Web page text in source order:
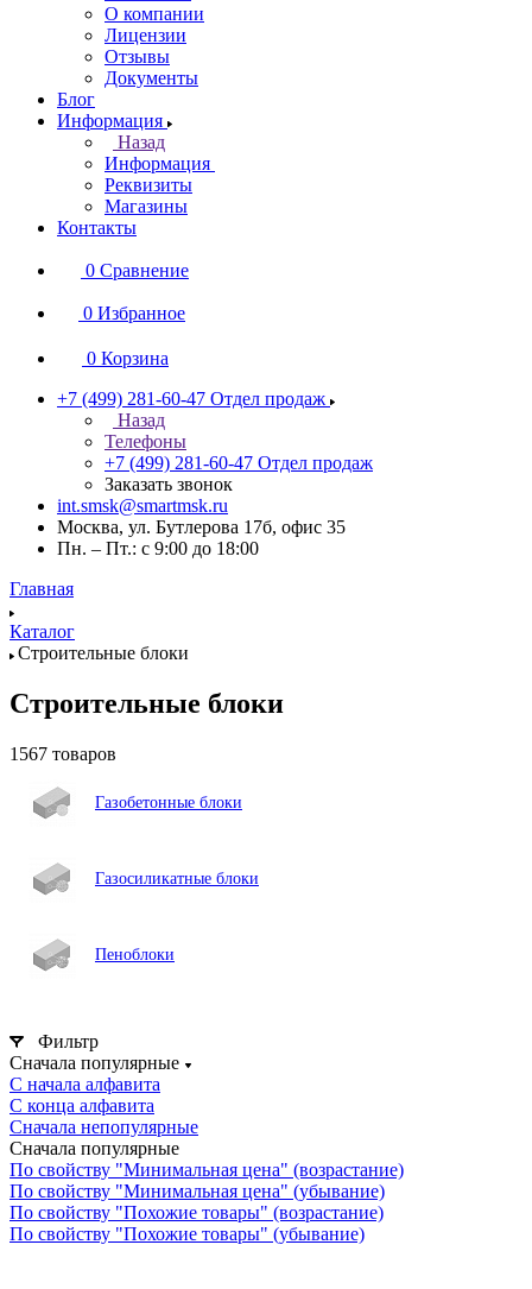
О компании
Лицензии
Отзывы
Документы
Блог
Информация
Назад
Информация
Реквизиты
Магазины
Контакты
0 Сравнение
0 Избранное
0 Корзина
+7 (499) 281-60-47 Отдел продаж
Назад
Телефоны
+7 (499) 281-60-47 Отдел продаж
Заказать звонок
int.smsk@smartmsk.ru
Москва, ул. Бутлерова 17б, офис 35
Пн. – Пт.: с 9:00 до 18:00
Главная
Каталог
Строительные блоки
Строительные блоки
1567 товаров
Газобетонные блоки
Газосиликатные блоки
Пеноблоки
Фильтр
Сначала популярные
С начала алфавита
С конца алфавита
Сначала непопулярные
Сначала популярные
По свойству "Минимальная цена" (возрастание)
По свойству "Минимальная цена" (убывание)
По свойству "Похожие товары" (возрастание)
По свойству "Похожие товары" (убывание)